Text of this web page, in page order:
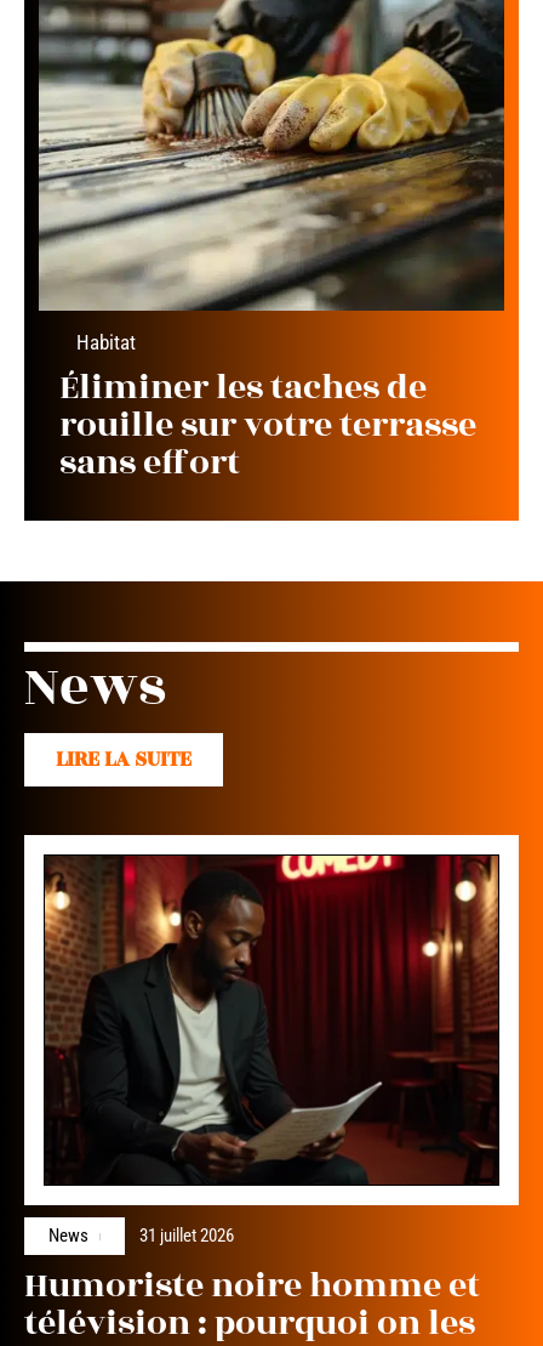
Habitat
Éliminer les taches de
rouille sur votre terrasse
sans effort
News
LIRE LA SUITE
News 31 juillet 2026
Humoriste noire homme et
télévision : pourquoi on les